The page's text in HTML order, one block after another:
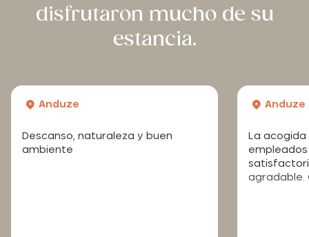
disfrutaron mucho de su
estancia.
Anduze
Descanso, naturaleza y buen
ambiente
Anduze
La
agradable.